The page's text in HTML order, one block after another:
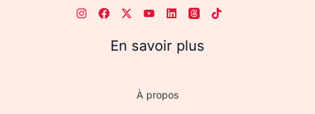
En savoir plus
À propos